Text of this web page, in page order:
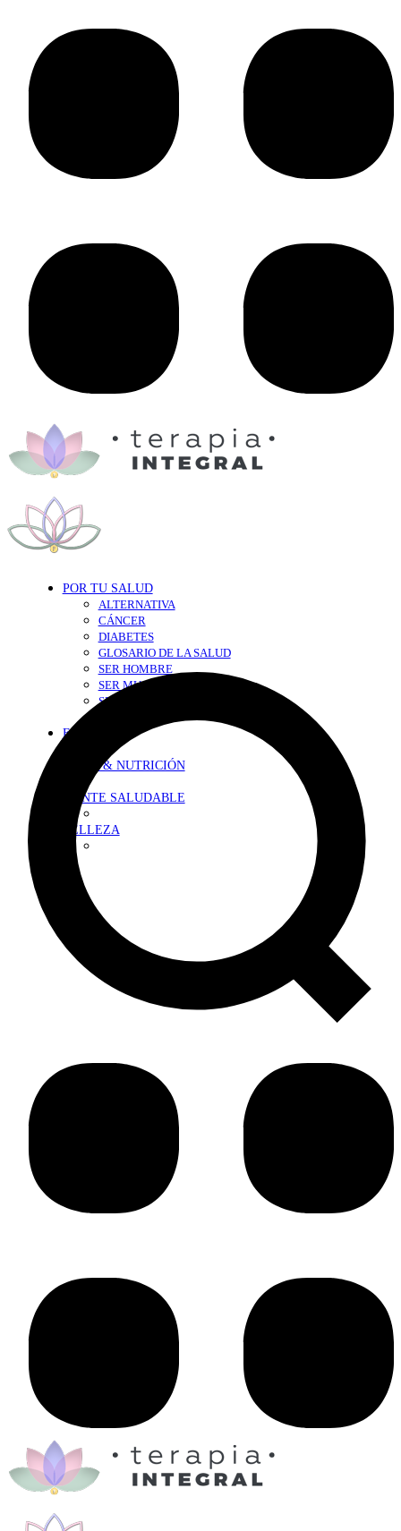
POR TU SALUD
ALTERNATIVA
CÁNCER
DIABETES
GLOSARIO DE LA SALUD
SER HOMBRE
SER MUJER
SEXY-SALUD
EN FORMA
DIETA & NUTRICIÓN
MENTE SALUDABLE
BELLEZA